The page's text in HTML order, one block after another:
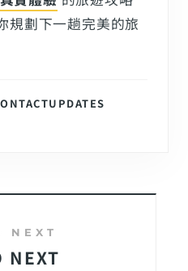
規劃下一趟完美的旅
UPDATES
NEXT